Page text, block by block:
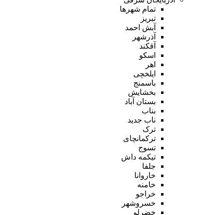
تمام شهر‌ها
تبریز
آبش احمد
آذرشهر
آقکند
اسکو
اهر
ایلخچی
باسمنج
بخشایش
بستان آباد
بناب
ناب جدید
ترک
ترکمانچای
تسوج
تیکمه داش
جلفا
خاروانا
خامنه
خراجو
خسروشهر
خضرلو